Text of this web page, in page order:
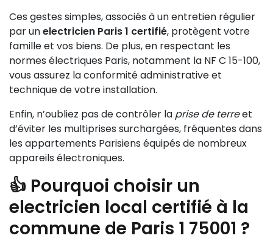
Ces gestes simples, associés à un entretien régulier
par unelectricien Paris 1 certifié, protègent votre
famille et vos biens. De plus, en respectant les
normes électriques Paris, notamment la NF C 15-100,
vous assurez la conformité administrative et
technique de votre installation.
Enfin, n’oubliez pas de contrôler la prise de terreet
d’éviter les multiprises surchargées, fréquentes dans
les appartements Parisiens équipés de nombreux
appareils électroniques.
👍 Pourquoi choisir un
electricien local certifié à la
commune de Paris 1 75001 ?